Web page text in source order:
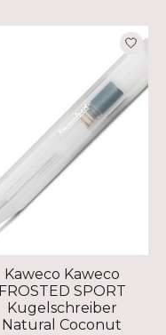
Kaweco Kaweco
FROSTED SPORT
Kugelschreiber
Natural Coconut